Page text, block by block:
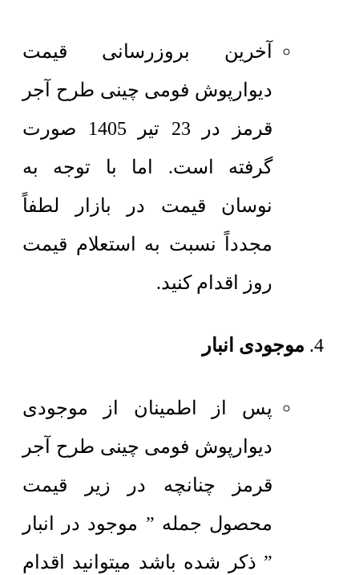
آخرین بروزرسانی قیمت
دیوارپوش فومی چینی طرح آجر
قرمز در 23 تیر 1405 صورت
گرفته است. اما با توجه به
نوسان قیمت در بازار لطفاً
مجدداً نسبت به استعلام قیمت
روز اقدام کنید.
موجودی انبار
پس از اطمینان از موجودی
دیوارپوش فومی چینی طرح آجر
قرمز چنانچه در زیر قیمت
محصول جمله ” موجود در انبار
” ذکر شده باشد میتوانید اقدام